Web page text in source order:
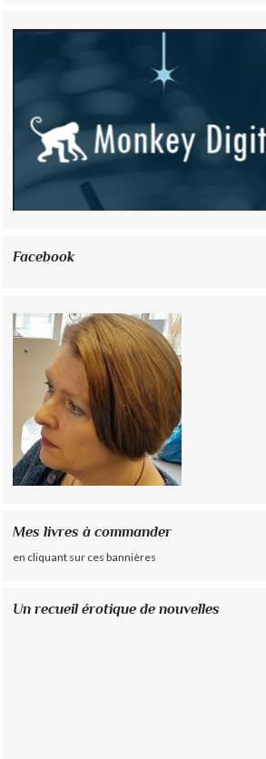
Facebook
Mes livres à commander
en cliquant sur ces bannières
Un recueil érotique de nouvelles